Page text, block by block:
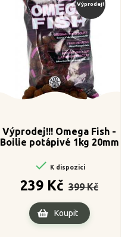
Výprodej!
Výprodej!!! Omega Fish -
Boilie potápivé 1kg 20mm
 K dispozici
239 Kč
cena
399 Kč
Koupit